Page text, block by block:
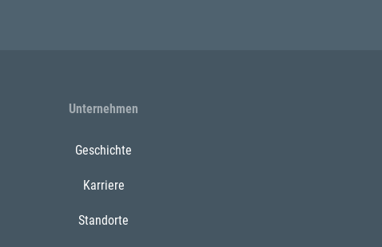
Unternehmen
Geschichte
Karriere
Standorte